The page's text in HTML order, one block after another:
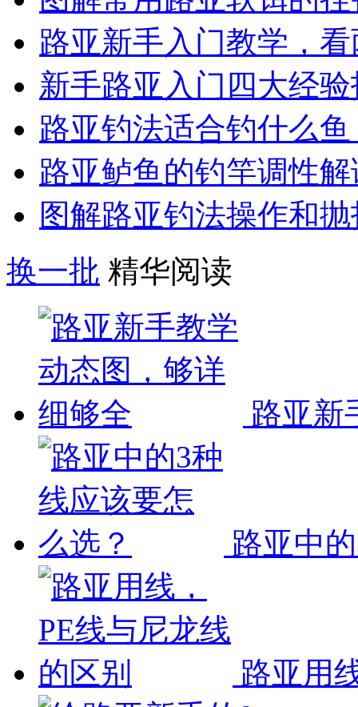
路亚新手入门教学，
新手路亚入门四大经
路亚钓法适合钓什么鱼
路亚鲈鱼的钓竿调性
图解路亚钓法操作和
换一批 精华阅读
路亚新
路亚中
路亚用